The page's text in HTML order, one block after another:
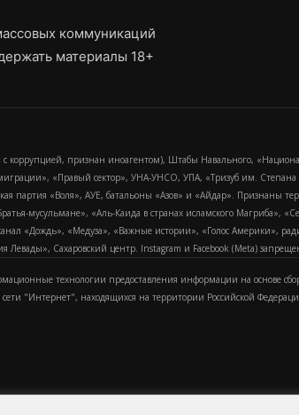
коммуникаций
материалы 18+
признан иноагентом), Штабы Навального,
«Правый сектор», УНА-УНСО, УПА, «Тризуб им.
партия «Воля», АУЕ, батальоны «Азов» и «Айдар».
мусульмане», «Аль-Каида в странах исламского Магриба»,
«Дождь», «Медуза», «Важные истории», «Голос Америки»,
Сахаровский центр. Instagram и Facebook (Metа)
технологии предоставления информации на основе
"Интернет", находящихся на территории Российской